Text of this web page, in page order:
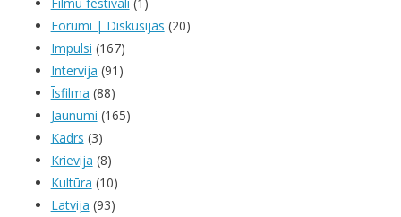
Forumi | Diskusijas (20)
Impulsi (167)
Intervija (91)
Īsfilma (88)
Jaunumi (165)
Kadrs (3)
Krievija (8)
Kultūra (10)
Latvija (93)